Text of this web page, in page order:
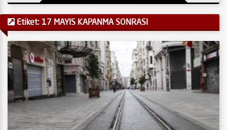
Etiket: 17 MAYIS KAPANMA SONRASI